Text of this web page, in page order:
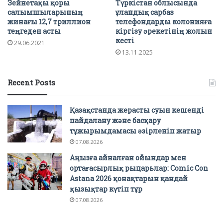
Зейнетақы қоры
салымшыларының
жинағы 12,7 триллион
теңгеден асты
29.06.2021
Түркістан облысында
ұландық сарбаз
телефондарды колонияға
кіргізу әрекетінің жолын
кесті
13.11.2025
Recent Posts
Қазақстанда жерасты суын кешенді
пайдалану және басқару
тұжырымдамасы әзірленіп жатыр
07.08.2026
Аңызға айналған ойындар мен
ортағасырлық рыцарьлар: Comic Con
Astana 2026 қонақтарын қандай
қызықтар күтіп тұр
07.08.2026